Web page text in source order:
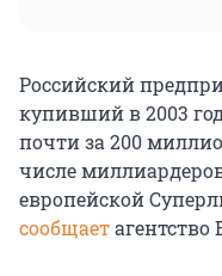
Российский
купивший в 2003
почти за 200
числе
европейской
сообщаетагентство